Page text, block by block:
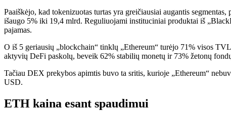
Paaiškėjo, kad tokenizuotas turtas yra greičiausiai augantis
išaugo 5% iki 19,4 mlrd. Reguliuojami instituciniai produktai iš
pajamas.
O iš 5 geriausių „blockchain“ tinklų „Ethereum“ turėjo 71% visos
aktyvių DeFi paskolų, beveik 62% stabilių monetų ir 73% žetonų
Tačiau DEX prekybos apimtis buvo ta sritis, kurioje „Ethereum“
USD.
ETH kaina esant spaudimui